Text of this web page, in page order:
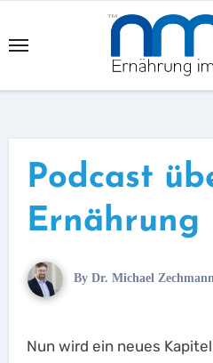
to
Podcast
Ernährung
By Dr. Michael
Nun wird ein neues Kapitel in der nmi-Portal-